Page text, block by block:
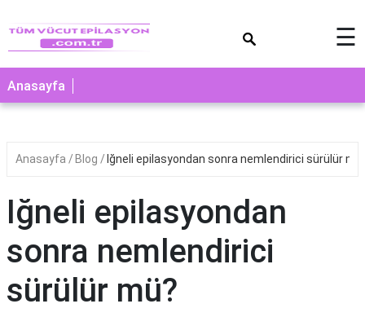
☰
Anasayfa
Anasayfa Blog Iğneli epilasyondan sonra nemlendirici sürülür
Iğneli epilasyondan
sonra nemlendirici
sürülür mü?